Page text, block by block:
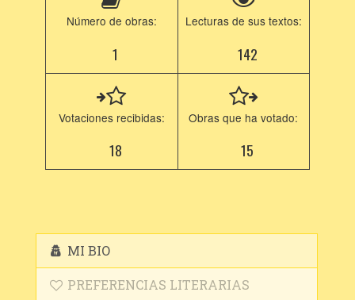
Número de obras:
1
Lecturas de sus textos:
142
Votaciones recibidas:
18
Obras que ha votado:
15
MI BIO
PREFERENCIAS LITERARIAS